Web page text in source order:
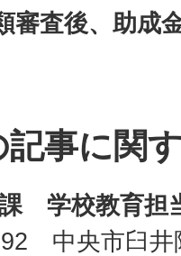
査後、 助成
記事に関
学校教育担
中央市臼井